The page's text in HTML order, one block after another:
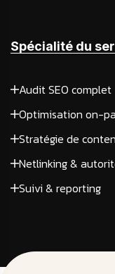
Spécialité du
Audit SEO complet
Optimisation on-
Stratégie de
Netlinking &
Suivi & reporting